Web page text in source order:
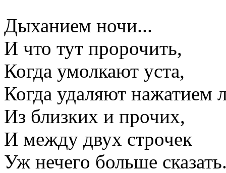
Дыханием ночи...
И что тут пророчить,
Когда умолкают уста,
Когда удаляют нажатием
Из близких и прочих,
И между двух строчек
Уж нечего больше